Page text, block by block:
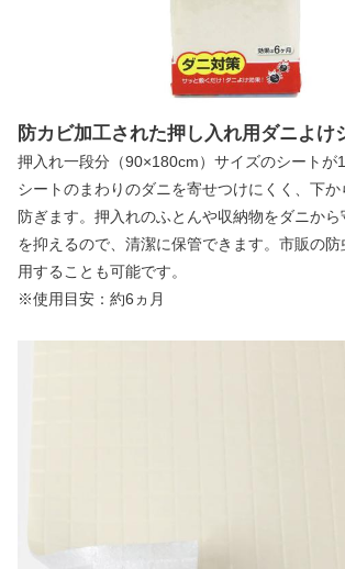
防カビ加工された押し入れ用ダニよけ
押入れ一段分（90×180cm）サイズのシートが1
シートのまわりのダニを寄せつけにくく、下
防ぎます。押入れのふとんや収納物をダニか
を抑えるので、清潔に保管できます。市販の
用することも可能です。
※使用目安：約6ヵ月